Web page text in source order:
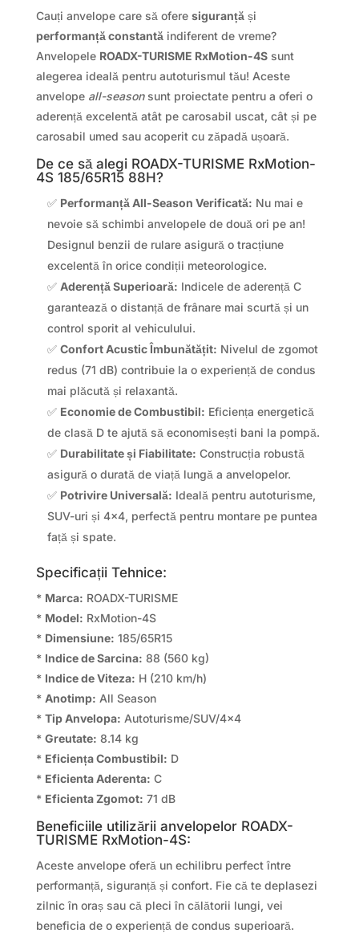
Cauți anvelope care să ofere siguranțăși
performanță constantăindiferent de vreme?
Anvelopele ROADX-TURISME RxMotion-4Ssunt
alegerea ideală pentru autoturismul tău! Aceste
anvelope all-seasonsunt proiectate pentru a oferi o
aderență excelentă atât pe carosabil uscat, cât și pe
carosabil umed sau acoperit cu zăpadă ușoară.
De ce să alegi ROADX-TURISME RxMotion-
4S 185/65R15 88H?
✅ Performanță All-Season Verificată: Nu mai e
nevoie să schimbi anvelopele de două ori pe an!
Designul benzii de rulare asigură o tracțiune
excelentă în orice condiții meteorologice.
✅ Aderență Superioară: Indicele de aderență C
garantează o distanță de frânare mai scurtă și un
control sporit al vehiculului.
✅ Confort Acustic Îmbunătățit: Nivelul de zgomot
redus (71 dB) contribuie la o experiență de condus
mai plăcută și relaxantă.
✅ Economie de Combustibil: Eficiența energetică
de clasă D te ajută să economisești bani la pompă.
✅ Durabilitate și Fiabilitate: Construcția robustă
asigură o durată de viață lungă a anvelopelor.
✅ Potrivire Universală: Ideală pentru autoturisme,
SUV-uri și 4×4, perfectă pentru montare pe puntea
față și spate.
Specificații Tehnice:
* Marca: ROADX-TURISME
* Model: RxMotion-4S
* Dimensiune: 185/65R15
* Indice de Sarcina: 88 (560 kg)
* Indice de Viteza: H (210 km/h)
* Anotimp: All Season
* Tip Anvelopa: Autoturisme/SUV/4×4
* Greutate: 8.14 kg
* Eficiența Combustibil: D
* Eficienta Aderenta: C
* Eficienta Zgomot: 71 dB
Beneficiile utilizării anvelopelor ROADX-
TURISME RxMotion-4S:
Aceste anvelope oferă un echilibru perfect între
performanță, siguranță și confort. Fie că te deplasezi
zilnic în oraș sau că pleci în călătorii lungi, vei
beneficia de o experiență de condus superioară.